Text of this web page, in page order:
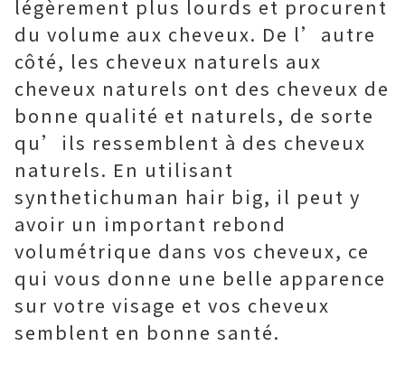
légèrement plus lourds et procurent
du volume aux cheveux. De l’autre
côté, les cheveux naturels aux
cheveux naturels ont des cheveux de
bonne qualité et naturels, de sorte
qu’ils ressemblent à des cheveux
naturels. En utilisant
synthetichuman hair big, il peut y
avoir un important rebond
volumétrique dans vos cheveux, ce
qui vous donne une belle apparence
sur votre visage et vos cheveux
semblent en bonne santé.